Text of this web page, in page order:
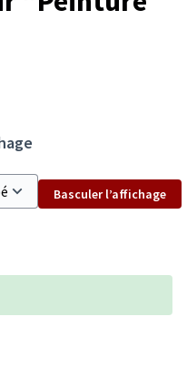
Basculer l’affichage